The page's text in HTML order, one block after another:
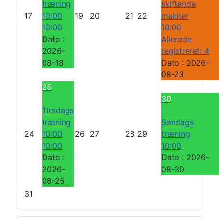
17
træning
10:00
10:00
Dato :
2026-
08-18
19 20 21 22
skiftende
makker
10:00
Allerede
registreret: 4
Dato : 2026-
08-23
24
25
Tirsdags
træning
10:00
10:00
Dato :
2026-
08-25
26 27 28 29
30
Søndags
træning
10:00
Dato : 2026-
08-30
31